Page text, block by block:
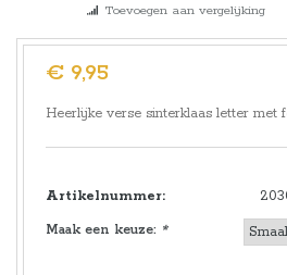
Toevoegen aan vergelijking
€ 9,95
Heerlijke verse sinterklaas letter met
Artikelnummer:
Maak een keuze: *